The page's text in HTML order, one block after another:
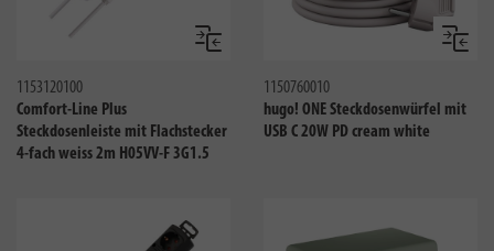
Vergleichen
1153120100
Comfort-Line Plus
Steckdosenleiste mit Flachstecker
4-fach weiss 2m H05VV-F 3G1.5
1150760010
hugo! ONE Steckdosenwürfel mit
USB C 20W PD cream white